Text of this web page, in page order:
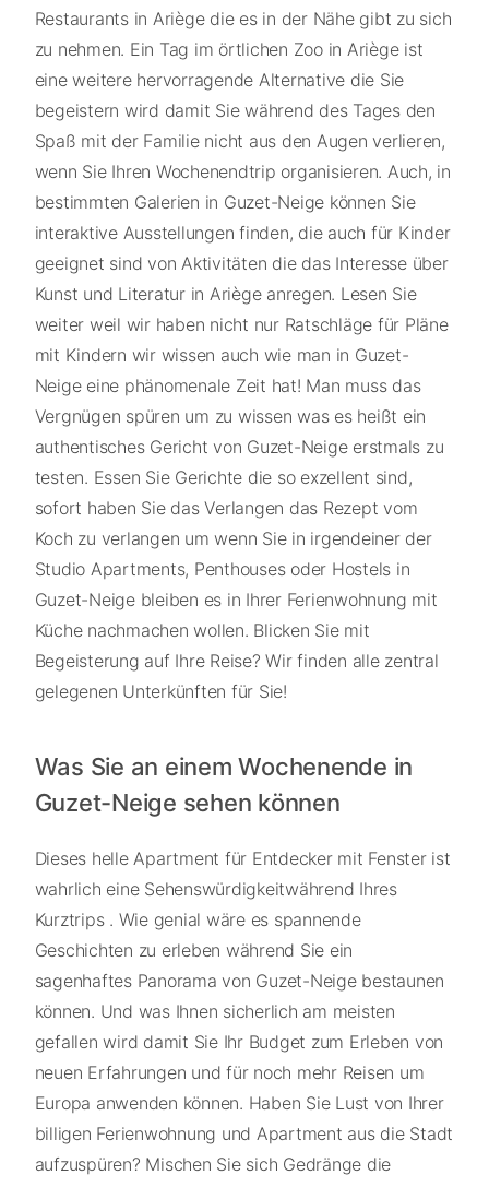
Restaurants in Ariège die es in der Nähe gibt zu sich
zu nehmen. Ein Tag im örtlichen Zoo in Ariège ist
eine weitere hervorragende Alternative die Sie
begeistern wird damit Sie während des Tages den
Spaß mit der Familie nicht aus den Augen verlieren,
wenn Sie Ihren Wochenendtrip organisieren. Auch, in
bestimmten Galerien in Guzet-Neige können Sie
interaktive Ausstellungen finden, die auch für Kinder
geeignet sind von Aktivitäten die das Interesse über
Kunst und Literatur in Ariège anregen. Lesen Sie
weiter weil wir haben nicht nur Ratschläge für Pläne
mit Kindern wir wissen auch wie man in Guzet-
Neige eine phänomenale Zeit hat! Man muss das
Vergnügen spüren um zu wissen was es heißt ein
authentisches Gericht von Guzet-Neige erstmals zu
testen. Essen Sie Gerichte die so exzellent sind,
sofort haben Sie das Verlangen das Rezept vom
Koch zu verlangen um wenn Sie in irgendeiner der
Studio Apartments, Penthouses oder Hostels in
Guzet-Neige bleiben es in Ihrer Ferienwohnung mit
Küche nachmachen wollen. Blicken Sie mit
Begeisterung auf Ihre Reise? Wir finden alle zentral
gelegenen Unterkünften für Sie!
Was Sie an einem Wochenende in
Guzet-Neige sehen können
Dieses helle Apartment für Entdecker mit Fenster ist
wahrlich eine Sehenswürdigkeitwährend Ihres
Kurztrips . Wie genial wäre es spannende
Geschichten zu erleben während Sie ein
sagenhaftes Panorama von Guzet-Neige bestaunen
können. Und was Ihnen sicherlich am meisten
gefallen wird damit Sie Ihr Budget zum Erleben von
neuen Erfahrungen und für noch mehr Reisen um
Europa anwenden können. Haben Sie Lust von Ihrer
billigen Ferienwohnung und Apartment aus die Stadt
aufzuspüren? Mischen Sie sich Gedränge die